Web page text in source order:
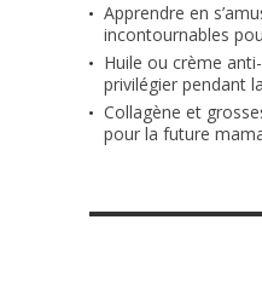
Apprendre en
incontournables
Huile ou crème
privilégier pendant
Collagène et
pour la future